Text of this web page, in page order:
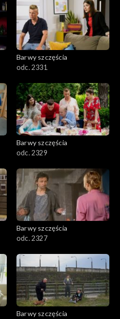
Barwy szczęścia
odc. 2331
Barwy szczęścia
odc. 2329
Barwy szczęścia
odc. 2327
Barwy szczęścia